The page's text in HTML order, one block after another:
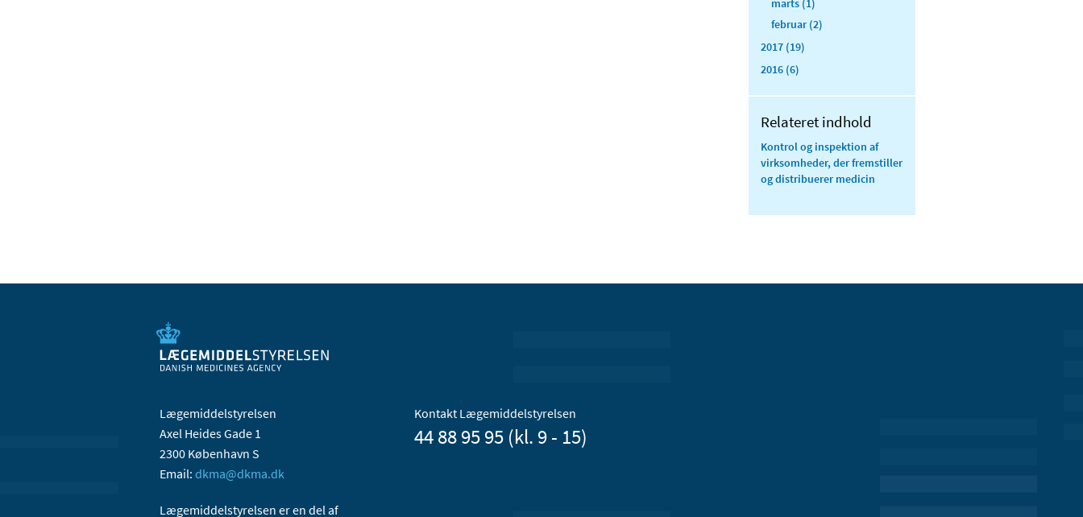
marts (1)
februar (2)
2017 (19)
2016 (6)
Relateret indhold
Kontrol og inspektion af
virksomheder, der fremstiller
og distribuerer medicin
Lægemiddelstyrelsen
Axel Heides Gade 1
2300 København S
Email: dkma@dkma.dk
Lægemiddelstyrelsen er en del af
Kontakt Lægemiddelstyrelsen
44 88 95 95 (kl. 9 - 15)